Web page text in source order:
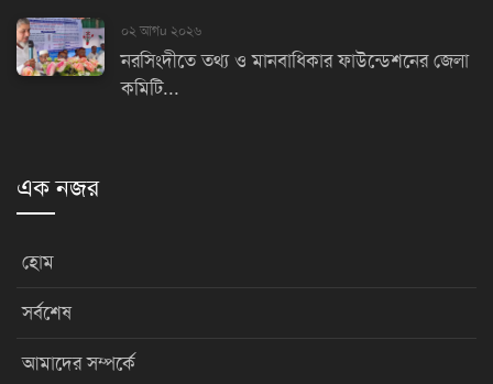
০২ আগu ২০২৬
নরসিংদীতে তথ্য ও মানবাধিকার ফাউন্ডেশনের জেলা
কমিটি...
এক নজর
হোম
সর্বশেষ
আমাদের সম্পর্কে